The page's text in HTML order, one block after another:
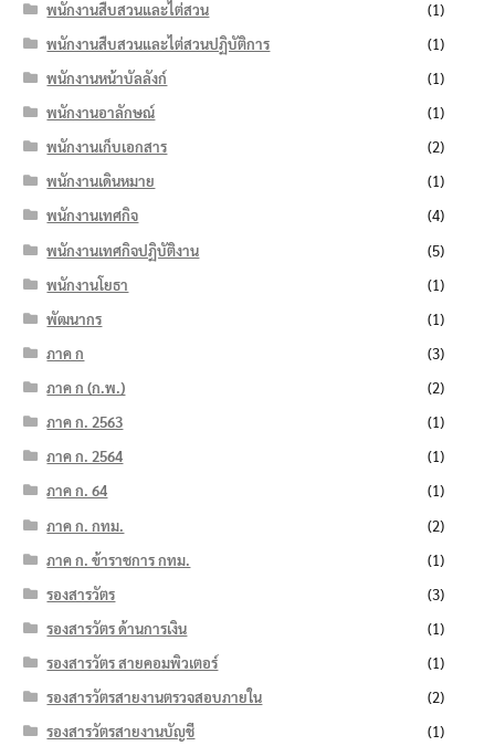
พนักงานสืบสวนและไต่สวน
(1)
พนักงานสืบสวนและไต่สวนปฏิบัติการ
(1)
พนักงานหน้าบัลลังก์
(1)
พนักงานอาลักษณ์
(1)
พนักงานเก็บเอกสาร
(2)
พนักงานเดินหมาย
(1)
พนักงานเทศกิจ
(4)
พนักงานเทศกิจปฏิบัติงาน
(5)
พนักงานโยธา
(1)
พัฒนากร
(1)
ภาค ก
(3)
ภาค ก (ก.พ.)
(2)
ภาค ก. 2563
(1)
ภาค ก. 2564
(1)
ภาค ก. 64
(1)
ภาค ก. กทม.
(2)
ภาค ก. ข้าราชการ กทม.
(1)
รองสารวัตร
(3)
รองสารวัตร ด้านการเงิน
(1)
รองสารวัตร สายคอมพิวเตอร์
(1)
รองสารวัตรสายงานตรวจสอบภายใน
(2)
รองสารวัตรสายงานบัญชี
(1)